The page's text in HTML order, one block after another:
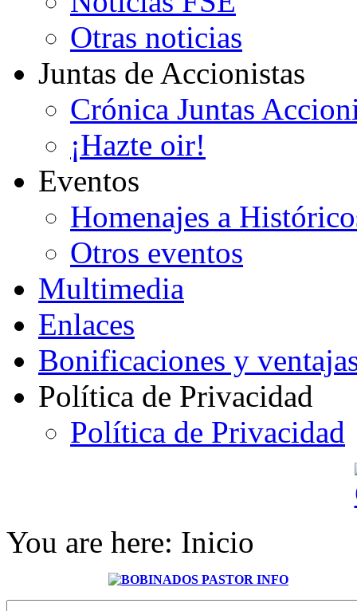
Otras noticias
Juntas de Accionistas
Crónica Juntas
¡Hazte oir!
Eventos
Homenajes a
Otros eventos
Multimedia
Enlaces
Bonificaciones y
Política de Privacidad
Política de Privacidad
You are here: Inicio